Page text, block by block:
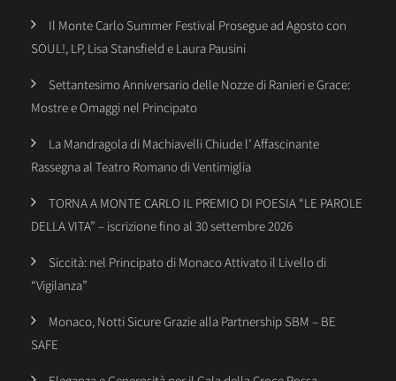
Il Monte Carlo Summer Festival Prosegue ad Agosto con
SOUL!, LP, Lisa Stansfield e Laura Pausini
Settantesimo Anniversario delle Nozze di Ranieri e Grace:
Mostre e Omaggi nel Principato
La Mandragola di Machiavelli Chiude l’ Affascinante
Rassegna al Teatro Romano di Ventimiglia
TORNA A MONTE CARLO IL PREMIO DI POESIA “LE PAROLE
DELLA VITA” – iscrizione fino al 30 settembre 2026
Siccità: nel Principato di Monaco Attivato il Livello di
“Vigilanza”
Monaco, Notti Sicure Grazie alla Partnership SBM – BE
SAFE